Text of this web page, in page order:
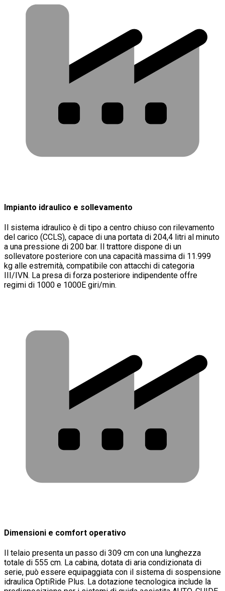
Impianto idraulico e sollevamento
Il sistema idraulico è di tipo a centro chiuso con rilevamento
del carico (CCLS), capace di una portata di 204,4 litri al minuto
a una pressione di 200 bar. Il trattore dispone di un
sollevatore posteriore con una capacità massima di 11.999
kg alle estremità, compatibile con attacchi di categoria
III/IVN. La presa di forza posteriore indipendente offre
regimi di 1000 e 1000E giri/min.
Dimensioni e comfort operativo
Il telaio presenta un passo di 309 cm con una lunghezza
totale di 555 cm. La cabina, dotata di aria condizionata di
serie, può essere equipaggiata con il sistema di sospensione
idraulica OptiRide Plus. La dotazione tecnologica include la